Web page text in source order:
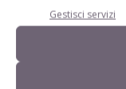
Gestisci servizi